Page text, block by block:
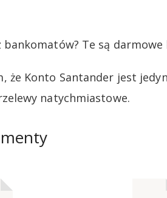
bankomatów? Te są
że Konto Santander jest
natychmiastowe.